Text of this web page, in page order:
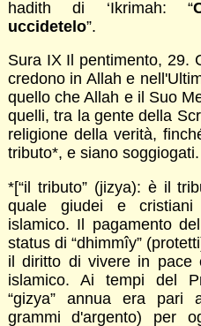
hadith di ‘Ikrimah: “
uccidetelo”.
Sura IX Il pentimento, 29.
credono in Allah e
quello che Allah e il Suo
quelli, tra la gente della
religione della verità,
tributo*, e siano soggiogati.
*[“il tributo” (jizya): è il
quale giudei e cristiani
islamico. Il pagamento
status di “dhimmîy”
il diritto di vivere in pace
islamico. Ai tempi del
“gizya” annua era pari
grammi d'argento) per